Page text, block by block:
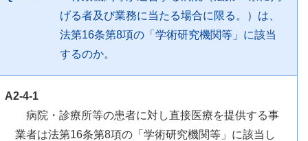
げる者及び業務に当たる場合に限る。）は、
法第16条第8項の「学術研究機関等」に該当
するのか。
A2-4-1
病院・診療所等の患者に対し直接医療を提供する事
業者は法第16条第8項の「学術研究機関等」に該当し